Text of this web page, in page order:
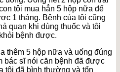
tôi mua hẳn 5 hộp nữa để
1 tháng. Bệnh của tôi cũng
quan khi dùng thuốc và tôi
bệnh được.
thêm 5 hộp nữa và uống đúng
bác sĩ nói căn bệnh đã được
tôi đã bình thường và tổn